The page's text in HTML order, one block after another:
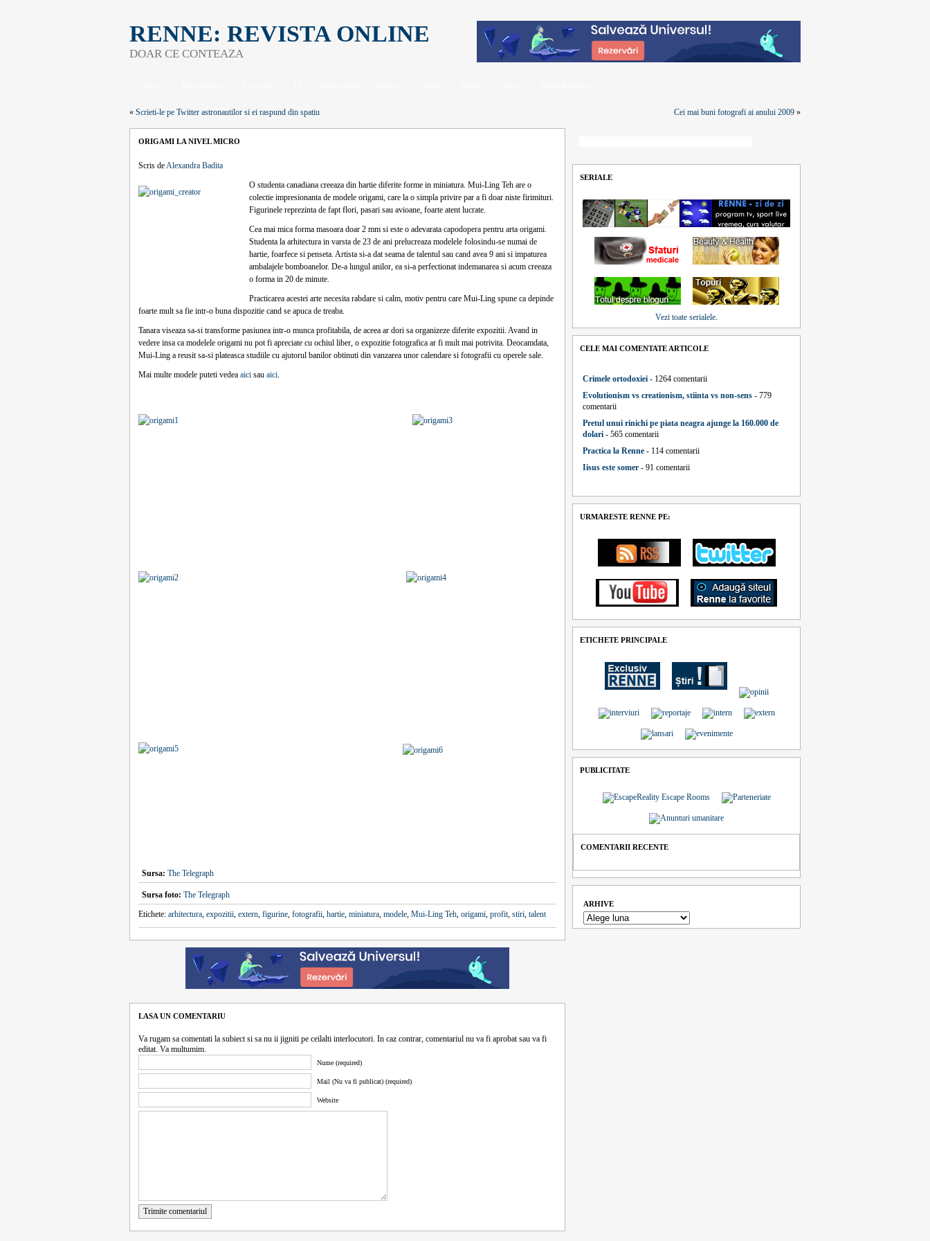
RENNE: REVISTA ONLINE
DOAR CE CONTEAZA
« Scrieti-le pe Twitter astronautilor si ei raspund din spatiu Cei mai buni fotografi ai anului 2009 »
ORIGAMI LA NIVEL MICRO
Scris deAlexandra Badita
O studenta canadiana creeaza din hartie diferite forme in miniatura. Mui-Ling Teh are o
colectie impresionanta de modele origami, care la o simpla privire par a fi doar niste firimituri.
Figurinele reprezinta de fapt flori, pasari sau avioane, foarte atent lucrate.
Cea mai mica forma masoara doar 2 mm si este o adevarata capodopera pentru arta origami.
Studenta la arhitectura in varsta de 23 de ani prelucreaza modelele folosindu-se numai de
hartie, foarfece si penseta. Artista si-a dat seama de talentul sau cand avea 9 ani si impaturea
ambalajele bomboanelor. De-a lungul anilor, ea si-a perfectionat indemanarea si acum creeaza
o forma in 20 de minute.
Practicarea acestei arte necesita rabdare si calm, motiv pentru care Mui-Ling spune ca depinde
foarte mult sa fie intr-o buna dispozitie cand se apuca de treaba.
Tanara viseaza sa-si transforme pasiunea intr-o munca profitabila, de aceea ar dori sa organizeze diferite expozitii. Avand in
vedere insa ca modelele origami nu pot fi apreciate cu ochiul liber, o expozitie fotografica ar fi mult mai potrivita. Deocamdata,
Mui-Ling a reusit sa-si plateasca studiile cu ajutorul banilor obtinuti din vanzarea unor calendare si fotografii cu operele sale.
Mai multe modele puteti vedea aici sau aici.
Sursa: The Telegraph
Sursa foto: The Telegraph
Etichete: arhitectura, expozitii, extern, figurine, fotografii, hartie, miniatura, modele, Mui-Ling Teh, origami, profit, stiri, talent
LASA UN COMENTARIU
Va rugam sa comentati la subiect si sa nu ii jigniti pe ceilalti interlocutori. In caz contrar, comentariul nu va fi aprobat sau va fi
editat. Va multumim.
Nume (required)
Mail (Nu va fi publicat) (required)
Website
Trimite comentariul
SERIALE
Vezi toate serialele.
CELE MAI COMENTATE ARTICOLE
Crimele ortodoxiei - 1264 comentarii
Evolutionism vs creationism, stiinta vs non-sens - 779
comentarii
Pretul unui rinichi pe piata neagra ajunge la 160.000 de
dolari - 565 comentarii
Practica la Renne - 114 comentarii
Iisus este somer - 91 comentarii
URMARESTE RENNE PE:
ETICHETE PRINCIPALE
PUBLICITATE
COMENTARII RECENTE
ARHIVE